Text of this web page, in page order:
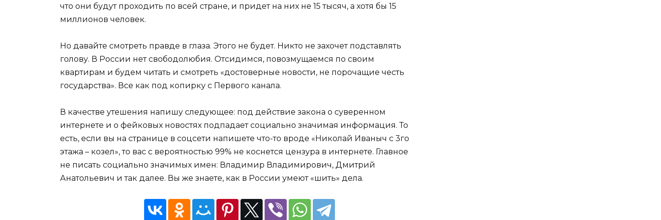
что они будут проходить по всей стране, и придет на них не 15 тысяч, а хотя бы 15
миллионов человек.
Но давайте смотреть правде в глаза. Этого не будет. Никто не захочет подставлять
голову. В России нет свободолюбия. Отсидимся, повозмущаемся по своим
квартирам и будем читать и смотреть «достоверные новости, не порочащие честь
государства». Все как под копирку с Первого канала.
В качестве утешения напишу следующее: под действие закона о суверенном
интернете и о фейковых новостях подпадает социально значимая информация. То
есть, если вы на странице в соцсети напишете что-то вроде «Николай Иваныч с 3го
этажа – козел», то вас с вероятностью 99% не коснется цензура в интернете. Главное
не писать социально значимых имен: Владимир Владимирович, Дмитрий
Анатольевич и так далее. Вы же знаете, как в России умеют «шить» дела.